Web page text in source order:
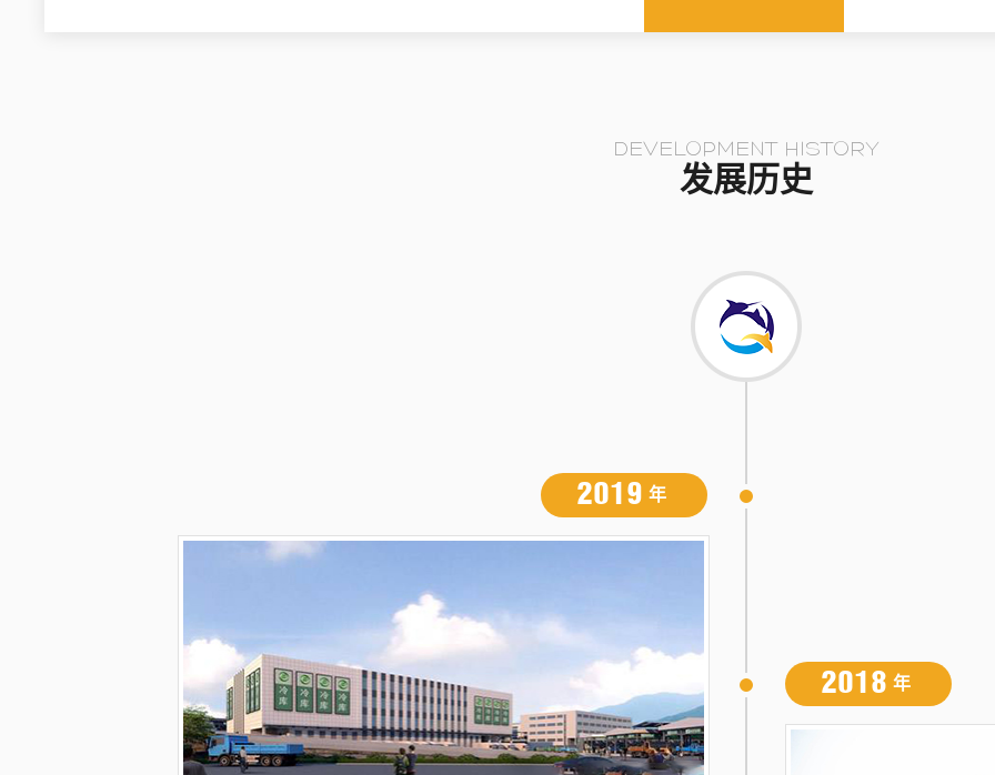
DEVELOPMENT HISTORY
发展历史
2019 年
2018 年